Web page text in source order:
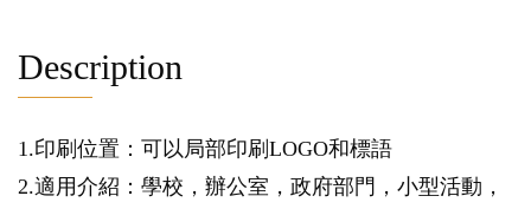
Description
1.印刷位置：可以局部印刷LOGO和標語
2.適用介紹：學校，辦公室，政府部門，小型活動，